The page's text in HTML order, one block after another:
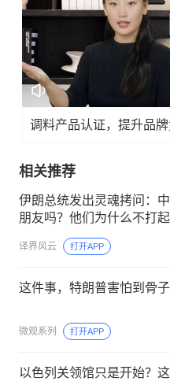
调料产品认证，提升品
相关推荐
伊朗总统发出灵魂拷问：
朋友吗？他们为什么不打
译界风云 打开APP
这件事，特朗普害怕到骨
微观系列 打开APP
以色列关领馆只是开始？